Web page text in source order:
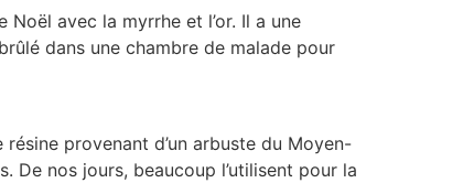
Noël avec la myrrhe et l’or. Il a une
dans une chambre de malade pour
provenant d’un arbuste du Moyen-
De nos jours, beaucoup l’utilisent pour la